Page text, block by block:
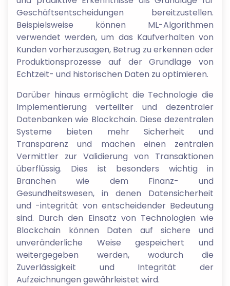
Geschäftsentscheidungen bereitzustellen.
Beispielsweise können ML-Algorithmen
verwendet werden, um das Kaufverhalten von
Kunden vorherzusagen, Betrug zu erkennen oder
Produktionsprozesse auf der Grundlage von
Echtzeit- und historischen Daten zu optimieren.
Darüber hinaus ermöglicht die Technologie die
Implementierung verteilter und dezentraler
Datenbanken wie Blockchain. Diese dezentralen
Systeme bieten mehr Sicherheit und
Transparenz und machen einen zentralen
Vermittler zur Validierung von Transaktionen
überflüssig. Dies ist besonders wichtig in
Branchen wie dem Finanz- und
Gesundheitswesen, in denen Datensicherheit
und -integrität von entscheidender Bedeutung
sind. Durch den Einsatz von Technologien wie
Blockchain können Daten auf sichere und
unveränderliche Weise gespeichert und
weitergegeben werden, wodurch die
Zuverlässigkeit und Integrität der
Aufzeichnungen gewährleistet wird.